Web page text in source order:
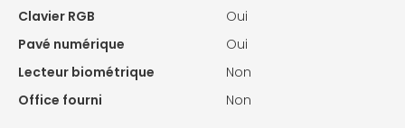
Clavier RGB
Oui
Pavé numérique
Oui
Lecteur biométrique
Non
Office fourni
Non